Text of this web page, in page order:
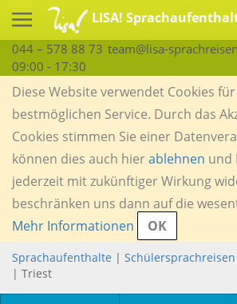
LISA!
044 – 578 88 73 team@lisa-
09:00 - 17:30
Diese Website verwendet Cookies
bestmöglichen Service. Durch das
Cookies stimmen Sie einer
können dies auch hierablehnen und
jederzeit mit zukünftiger Wirkung
beschränken uns dann auf die
Mehr Informationen
OK
Sprachaufenthalte | Schülersprachreisen
| Triest